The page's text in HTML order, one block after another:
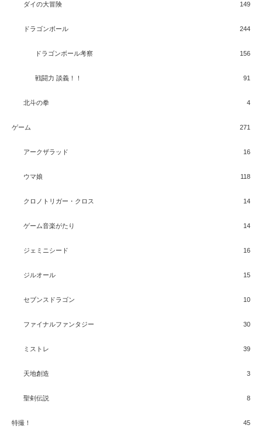
ダイの大冒険 149
ドラゴンボール 244
ドラゴンボール考察 156
戦闘力 談義！！ 91
北斗の拳 4
ゲーム 271
アークザラッド 16
ウマ娘 118
クロノトリガー・クロス 14
ゲーム音楽がたり 14
ジェミニシード 16
ジルオール 15
セブンスドラゴン 10
ファイナルファンタジー 30
ミストレ 39
天地創造 3
聖剣伝説 8
特撮！ 45